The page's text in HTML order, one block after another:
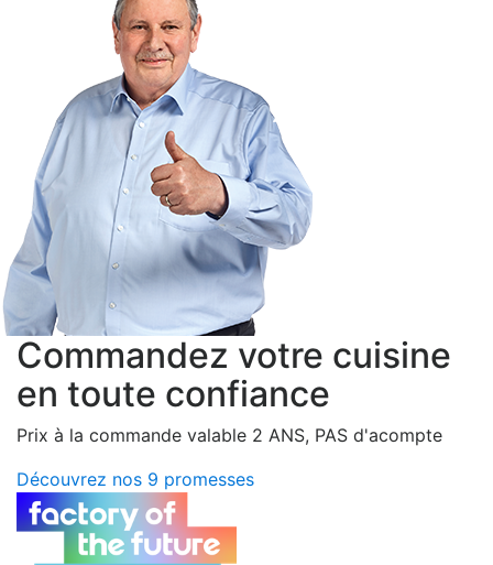
Commandez votre cuisine
en toute confiance
Prix à la commande valable 2 ANS, PAS d'acompte
Découvrez nos 9 promesses